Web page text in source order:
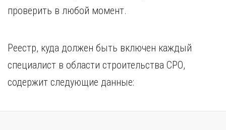
проверить в любой момент.
Реестр, куда должен быть включен каждый
специалист в области строительства СРО,
содержит следующие данные: